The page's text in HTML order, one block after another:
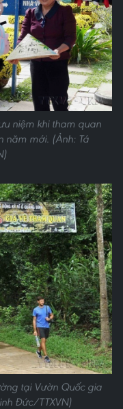
niệm khi tham quan
năm mới. (Ảnh: Tá
tại Vườn Quốc gia
Đức/TTXVN)